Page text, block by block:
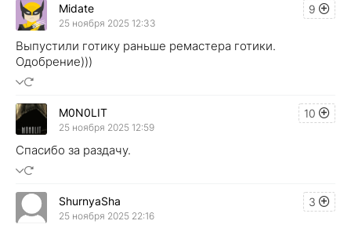
9
Midate
25 ноября 2025 12:33
Выпустили готику раньше ремастера готики.
Одобрение)))
10
M0N0LIT
25 ноября 2025 12:59
Спасибо за раздачу.
3
ShurnyaSha
25 ноября 2025 22:16